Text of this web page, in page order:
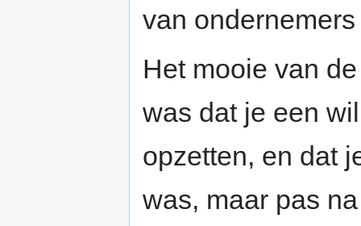
van
Het mooie van
was dat je een
opzetten, en dat
was, maar pas